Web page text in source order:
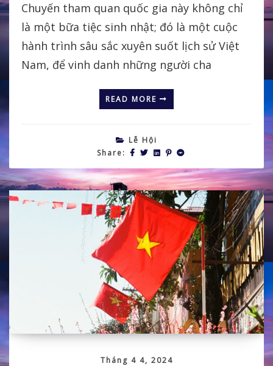
Chuyến tham quan quốc gia này không chỉ
là một bữa tiệc sinh nhật; đó là một cuộc
hành trình sâu sắc xuyên suốt lịch sử Việt
Nam, để vinh danh những người cha
READ MORE
Lễ Hội
Share:
Tháng 4 4, 2024